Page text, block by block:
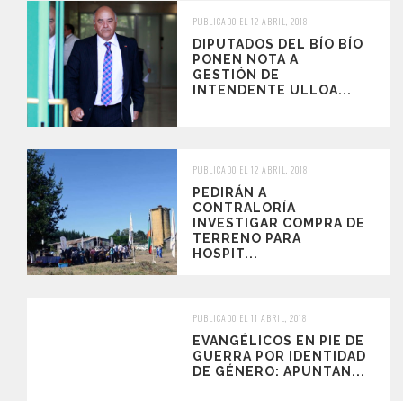
PUBLICADO EL 12 ABRIL, 2018
DIPUTADOS DEL BÍO BÍO
PONEN NOTA A
GESTIÓN DE
INTENDENTE ULLOA...
PUBLICADO EL 12 ABRIL, 2018
PEDIRÁN A
CONTRALORÍA
INVESTIGAR COMPRA DE
TERRENO PARA
HOSPIT...
PUBLICADO EL 11 ABRIL, 2018
EVANGÉLICOS EN PIE DE
GUERRA POR IDENTIDAD
DE GÉNERO: APUNTAN...